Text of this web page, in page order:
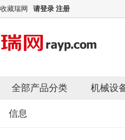
收藏瑞网 请登录 注册
全部产品分类 机械设
信息